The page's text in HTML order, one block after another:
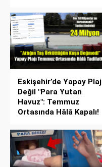
Eskişehir’de Yapay Plaj
Değil "Para Yutan
Havuz": Temmuz
Ortasında Hâlâ Kapalı!